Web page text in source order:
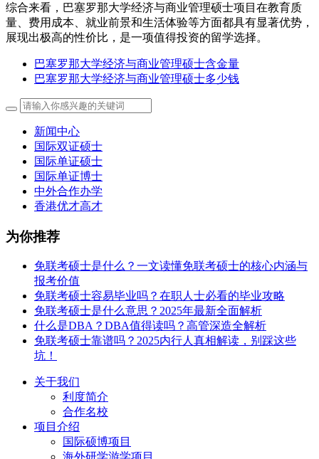
综合来看，巴塞罗那大学经济与商业管理硕士项目在教育质
量、费用成本、就业前景和生活体验等方面都具有显著优势，
展现出极高的性价比，是一项值得投资的留学选择。
巴塞罗那大学经济与商业管理硕士含金量
巴塞罗那大学经济与商业管理硕士多少钱
新闻中心
国际双证硕士
国际单证硕士
国际单证博士
中外合作办学
香港优才高才
为你推荐
免联考硕士是什么？一文读懂免联考硕士的核心内涵与
报考价值
免联考硕士容易毕业吗？在职人士必看的毕业攻略
免联考硕士是什么意思？2025年最新全面解析
什么是DBA？DBA值得读吗？高管深造全解析
免联考硕士靠谱吗？2025内行人真相解读，别踩这些
坑！
关于我们
利度简介
合作名校
项目介绍
国际硕博项目